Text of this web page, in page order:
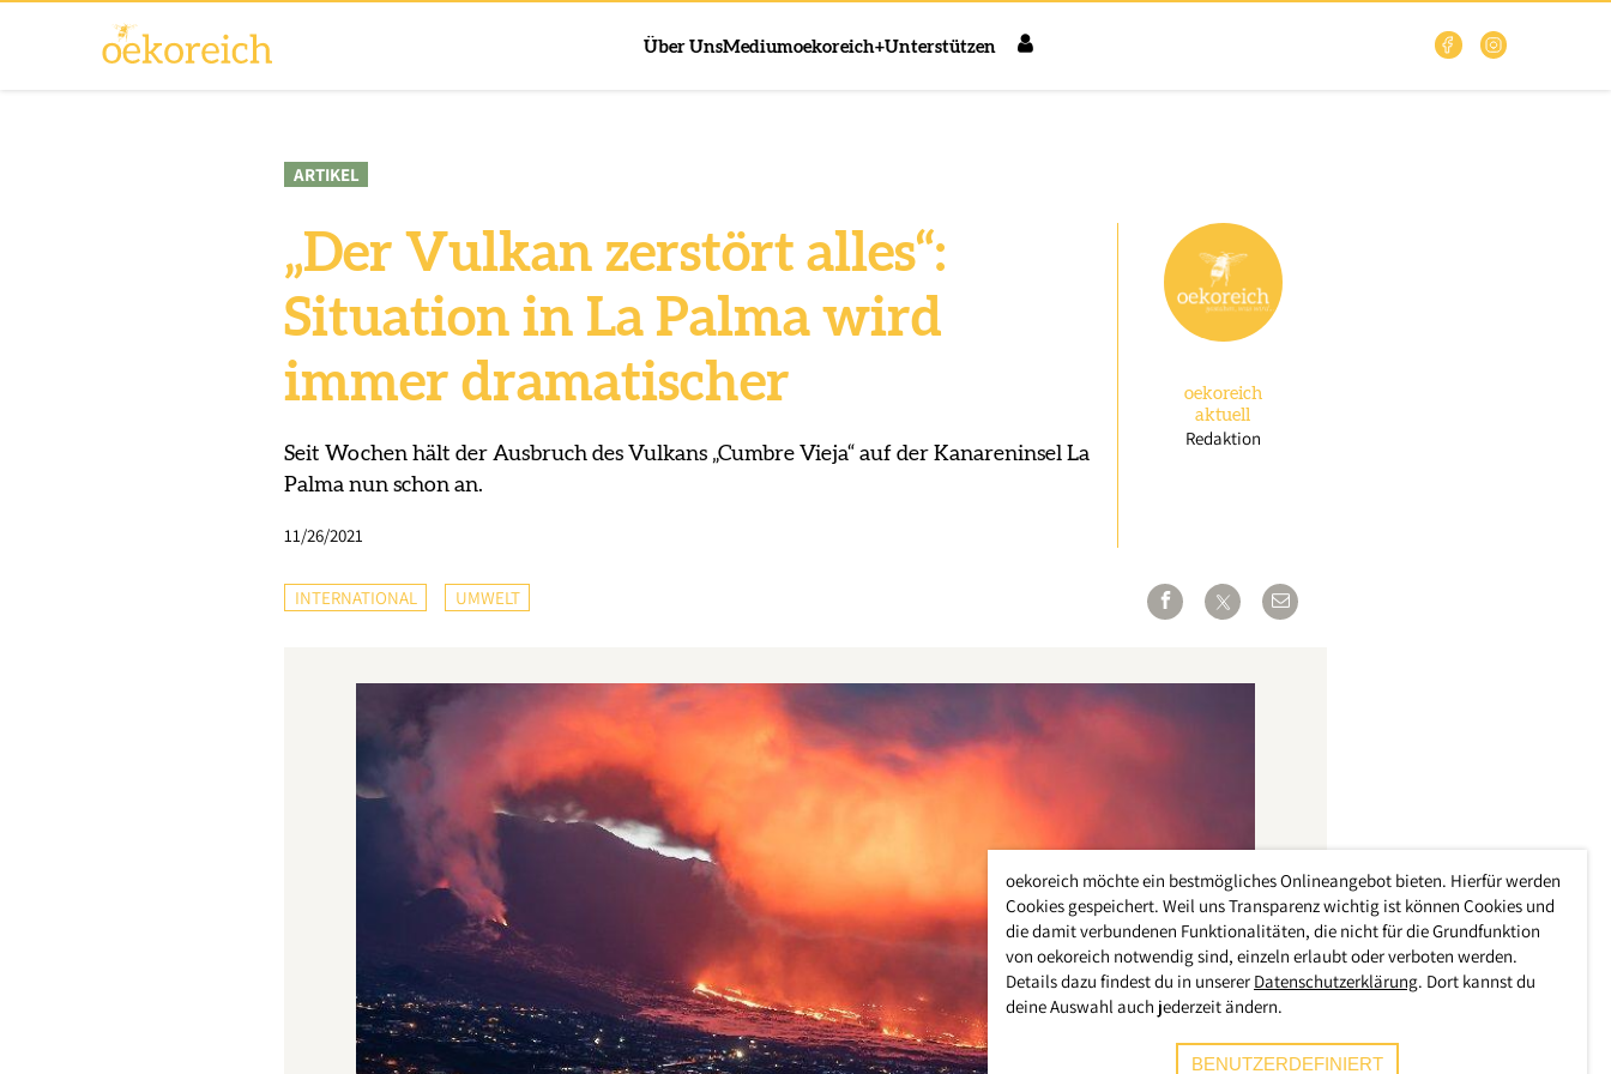
Über UnsMediumoekoreich+Unterstützen
ARTIKEL
„Der Vulkan zerstört alles“:
Situation in La Palma wird
immer dramatischer
Seit Wochen hält der Ausbruch des Vulkans „Cumbre Vieja“ auf der Kanareninsel La
Palma nun schon an.
11/26/2021
oekoreich
aktuell
Redaktion
INTERNATIONAL UMWELT
oekoreich möchte ein bestmögliches Onlineangebot bieten. Hierfür werden
Cookies gespeichert. Weil uns Transparenz wichtig ist können Cookies und
die damit verbundenen Funktionalitäten, die nicht für die Grundfunktion
von oekoreich notwendig sind, einzeln erlaubt oder verboten werden.
Details dazu findest du in unserer Datenschutzerklärung. Dort kannst du
deine Auswahl auch jederzeit ändern.
BENUTZERDEFINIERT